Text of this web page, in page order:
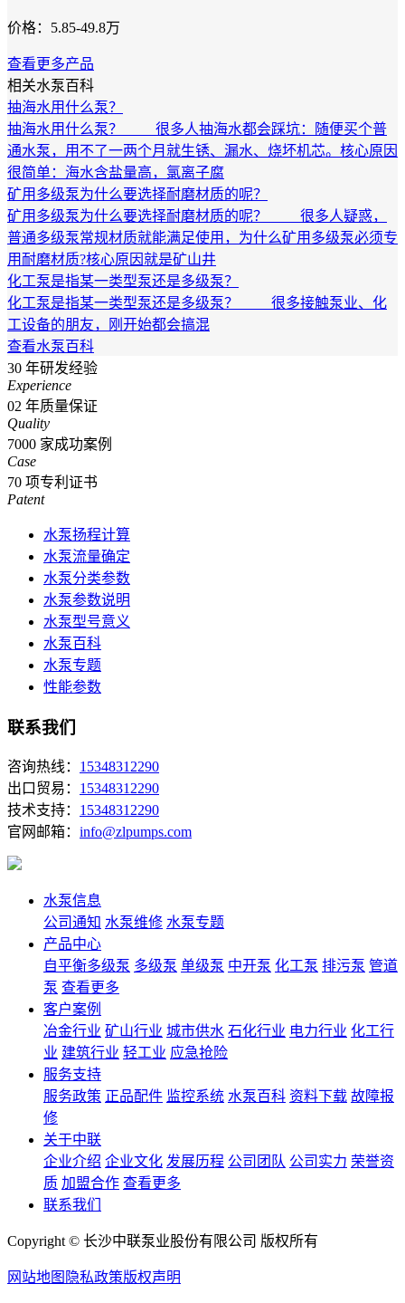
价格：5.85-49.8万
查看更多产品
相关水泵百科
抽海水用什么泵？
抽海水用什么泵？ 很多人抽海水都会踩坑：随便买个普
通水泵，用不了一两个月就生锈、漏水、烧坏机芯。核心原因
很简单：海水含盐量高，氯离子腐
矿用多级泵为什么要选择耐磨材质的呢？
矿用多级泵为什么要选择耐磨材质的呢？ 很多人疑惑，
普通多级泵常规材质就能满足使用，为什么矿用多级泵必须专
用耐磨材质?核心原因就是矿山井
化工泵是指某一类型泵还是多级泵？
化工泵是指某一类型泵还是多级泵？ 很多接触泵业、化
工设备的朋友，刚开始都会搞混
查看水泵百科
30 年研发经验
Experience
02 年质量保证
Quality
7000 家成功案例
Case
70 项专利证书
Patent
水泵扬程计算
水泵流量确定
水泵分类参数
水泵参数说明
水泵型号意义
水泵百科
水泵专题
性能参数
联系我们
咨询热线： 15348312290
出口贸易： 15348312290
技术支持： 15348312290
官网邮箱： info@zlpumps.com
水泵信息
公司通知 水泵维修 水泵专题
产品中心
自平衡多级泵 多级泵 单级泵 中开泵 化工泵 排污泵 管道
泵 查看更多
客户案例
冶金行业 矿山行业 城市供水 石化行业 电力行业 化工行
业 建筑行业 轻工业 应急抢险
服务支持
服务政策 正品配件 监控系统 水泵百科 资料下载 故障报
修
关于中联
企业介绍 企业文化 发展历程 公司团队 公司实力 荣誉资
质 加盟合作 查看更多
联系我们
Copyright © 长沙中联泵业股份有限公司 版权所有
网站地图 隐私政策版权声明